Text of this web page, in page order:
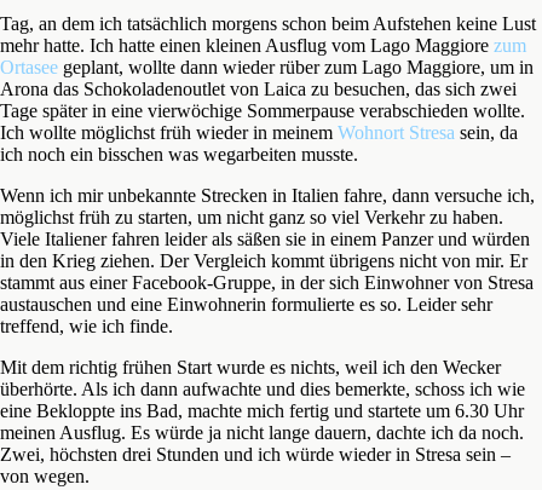
Tag, an dem ich tatsächlich morgens schon beim Aufstehen keine Lust
mehr hatte. Ich hatte einen kleinen Ausflug vom Lago Maggiore zum
Ortasee geplant, wollte dann wieder rüber zum Lago Maggiore, um in
Arona das Schokoladenoutlet von Laica zu besuchen, das sich zwei
Tage später in eine vierwöchige Sommerpause verabschieden wollte.
Ich wollte möglichst früh wieder in meinem Wohnort Stresa sein, da
ich noch ein bisschen was wegarbeiten musste.
Wenn ich mir unbekannte Strecken in Italien fahre, dann versuche ich,
möglichst früh zu starten, um nicht ganz so viel Verkehr zu haben.
Viele Italiener fahren leider als säßen sie in einem Panzer und würden
in den Krieg ziehen. Der Vergleich kommt übrigens nicht von mir. Er
stammt aus einer Facebook-Gruppe, in der sich Einwohner von Stresa
austauschen und eine Einwohnerin formulierte es so. Leider sehr
treffend, wie ich finde.
Mit dem richtig frühen Start wurde es nichts, weil ich den Wecker
überhörte. Als ich dann aufwachte und dies bemerkte, schoss ich wie
eine Bekloppte ins Bad, machte mich fertig und startete um 6.30 Uhr
meinen Ausflug. Es würde ja nicht lange dauern, dachte ich da noch.
Zwei, höchsten drei Stunden und ich würde wieder in Stresa sein –
von wegen.